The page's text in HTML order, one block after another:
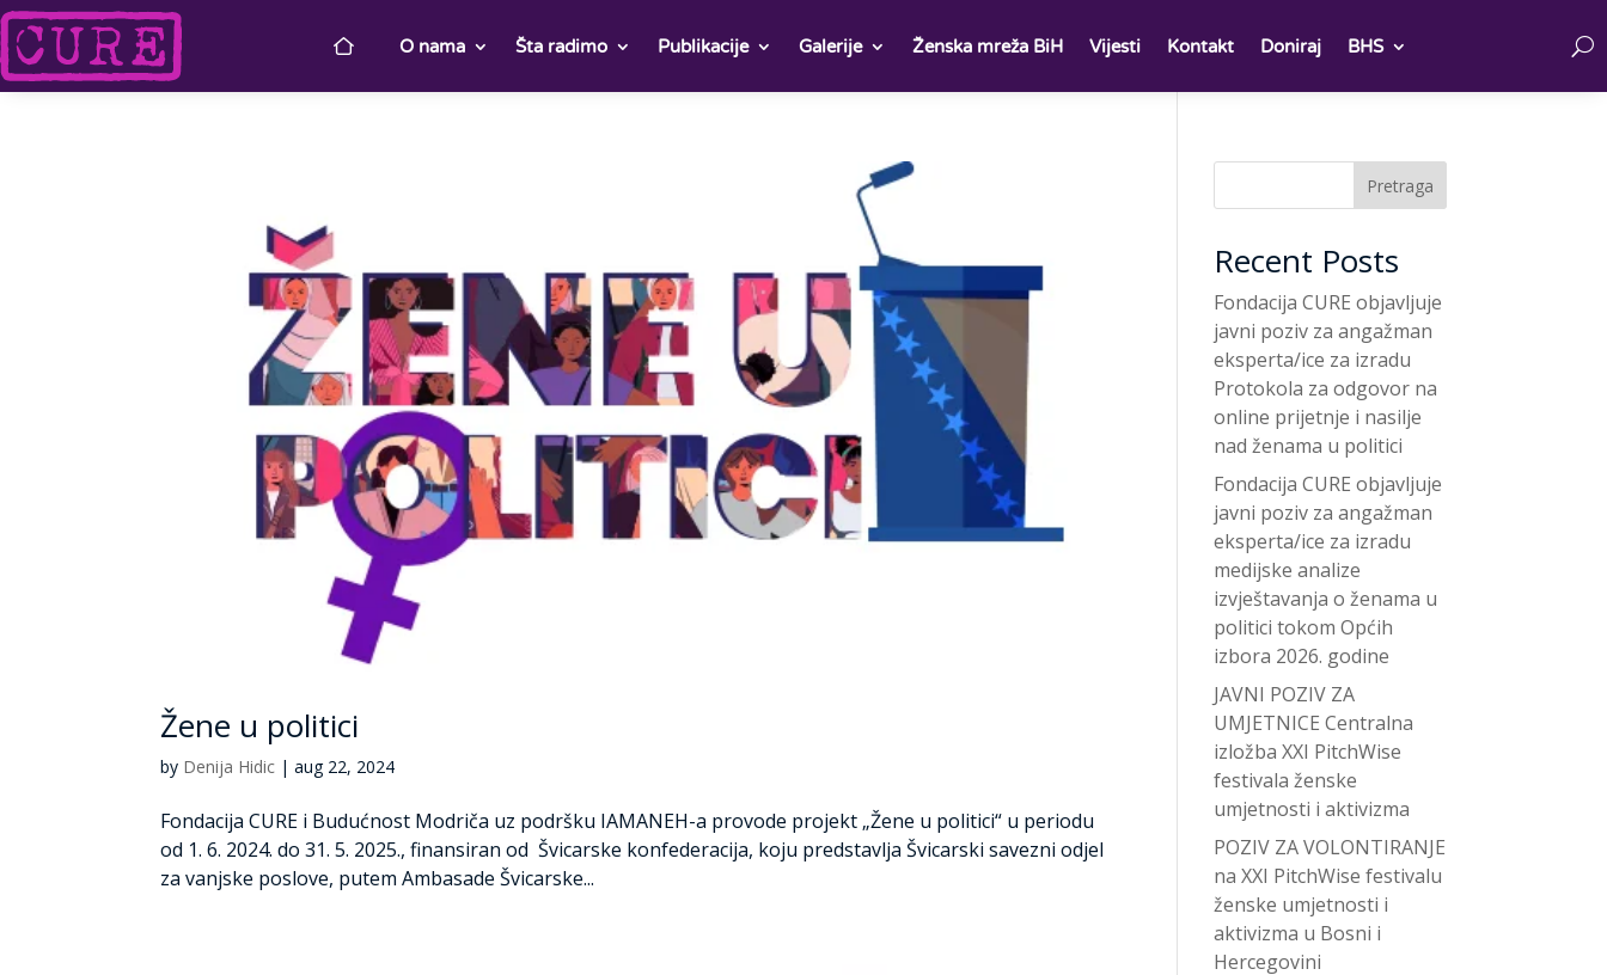
O nama Šta radimo Publikacije Galerije Ženska mreža BiH Vijesti Kontakt Doniraj BHS
Žene u politici
by Denija Hidic |aug 22, 2024
Fondacija CURE i Budućnost Modriča uz podršku IAMANEH-a provode projekt „Žene u politici“ u periodu
od 1. 6. 2024. do 31. 5. 2025., finansiran od Švicarske konfederacija, koju predstavlja Švicarski savezni odjel
za vanjske poslove, putem Ambasade Švicarske...
Pretraga
Recent Posts
Fondacija CURE objavljuje
javni poziv za angažman
eksperta/ice za izradu
Protokola za odgovor na
online prijetnje i nasilje
nad ženama u politici
Fondacija CURE objavljuje
javni poziv za angažman
eksperta/ice za izradu
medijske analize
izvještavanja o ženama u
politici tokom Općih
izbora 2026. godine
JAVNI POZIV ZA
UMJETNICE Centralna
izložba XXI PitchWise
festivala ženske
umjetnosti i aktivizma
POZIV ZA VOLONTIRANJE
na XXI PitchWise festivalu
ženske umjetnosti i
aktivizma u Bosni i
Hercegovini